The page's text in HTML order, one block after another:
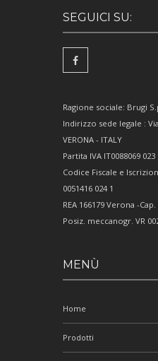
SEGUICI SU:
Ragione sociale: Brugi
Indirizzo sede legale :
VERONA - ITALY
Partita IVA IT0088069 023
Codice Fiscale e
0051416 024 1
REA 166179 Verona -
Posiz. meccanogr. VR
MENÙ
Home
Prodotti